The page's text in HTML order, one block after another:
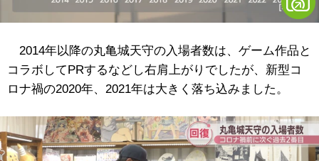
2014年以降の丸亀城天守の入場者数は、ゲーム作品と
コラボしてPRするなどし右肩上がりでしたが、新型コ
ロナ禍の2020年、2021年は大きく落ち込みました。